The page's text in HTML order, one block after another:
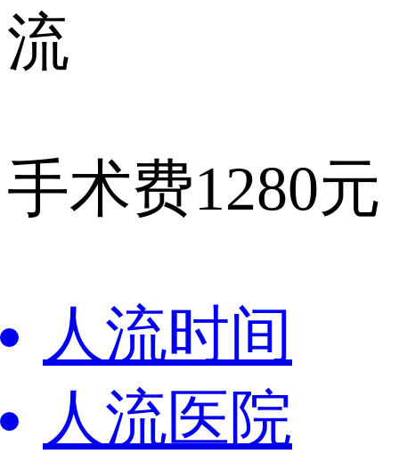
流
手术费1280元
人流时间
人流医院